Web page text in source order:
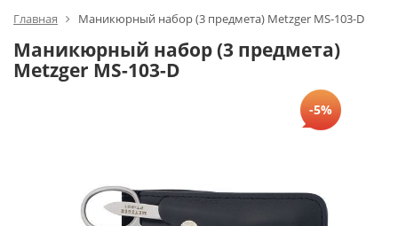
Одноразовая
Пилки
моделирования
Дизайн ногтей
Главная Маникюрный набор (3 предмета) Metzger MS-103-D
Маникюрный набор (3 предмета)
Metzger MS-103-D
-5%